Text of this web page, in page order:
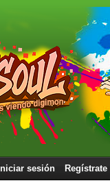
Iniciar sesión Regístrate